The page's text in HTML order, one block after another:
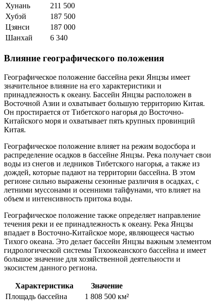
Хунань
211 500
Хубэй
187 500
Цзянси
187 000
Шанхай
6 340
Влияние географического положения
Географическое положение бассейна реки Янцзы имеет
значительное влияние на его характеристики и
принадлежность к океану. Бассейн Янцзы расположен в
Восточной Азии и охватывает большую территорию Китая.
Он простирается от Тибетского нагорья до Восточно-
Китайского моря и охватывает пять крупных провинций
Китая.
Географическое положение влияет на режим водосбора и
распределение осадков в бассейне Янцзы. Река получает свои
воды из снегов и ледников Тибетского нагорья, а также из
дождей, которые падают на территории бассейна. В этом
регионе сильно выражены сезонные различия в осадках, с
летними муссонами и осенними тайфунами, что влияет на
объем и интенсивность притока воды.
Географическое положение также определяет направление
течения реки и ее принадлежность к океану. Река Янцзы
впадает в Восточно-Китайское море, являющееся частью
Тихого океана. Это делает бассейн Янцзы важным элементом
гидрологической системы Тихоокеанского бассейна и имеет
большое значение для хозяйственной деятельности и
экосистем данного региона.
Характеристика
Значение
Площадь бассейна
1 808 500 км²